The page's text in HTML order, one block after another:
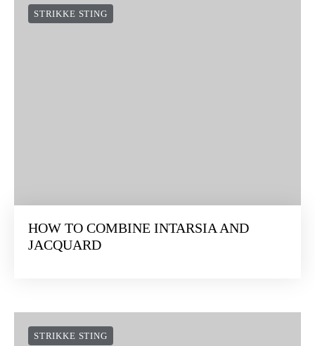
STRIKKE STING
HOW TO COMBINE INTARSIA AND
JACQUARD
STRIKKE STING